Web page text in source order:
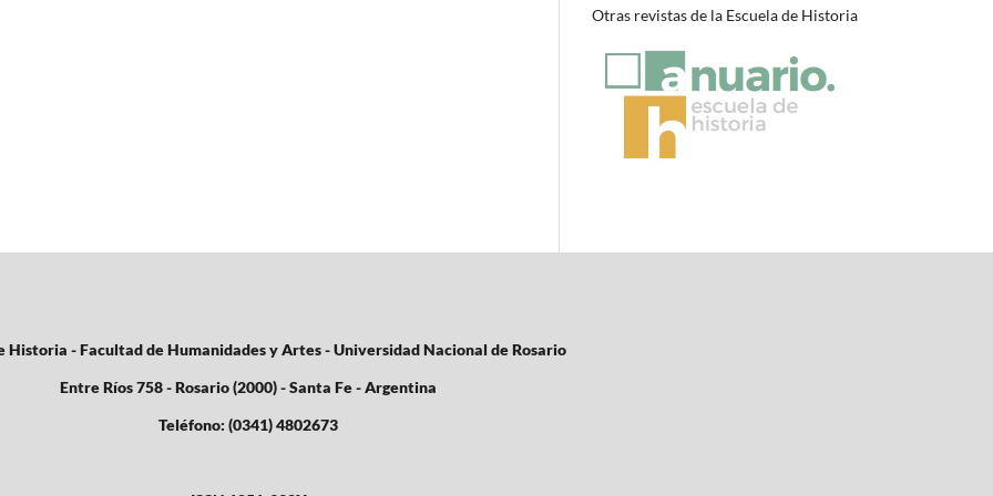
Otras revistas de la Escuela de Historia
Historia - Facultad de Humanidades y Artes - Universidad Nacional de Rosario
Entre Ríos 758 - Rosario (2000) - Santa Fe - Argentina
Teléfono: (0341) 4802673